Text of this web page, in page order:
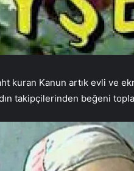
kuran Kanun artık evli ve
takipçilerinden beğeni